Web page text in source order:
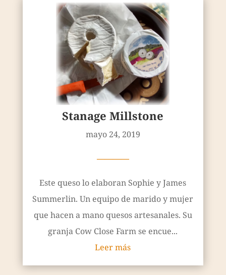
Stanage Millstone
mayo 24, 2019
————
Este queso lo elaboran Sophie y James
Summerlin. Un equipo de marido y mujer
que hacen a mano quesos artesanales. Su
granja Cow Close Farm se encue...
Leer más